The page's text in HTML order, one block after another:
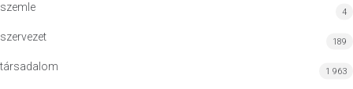
szemle 4
szervezet 189
társadalom 1 963